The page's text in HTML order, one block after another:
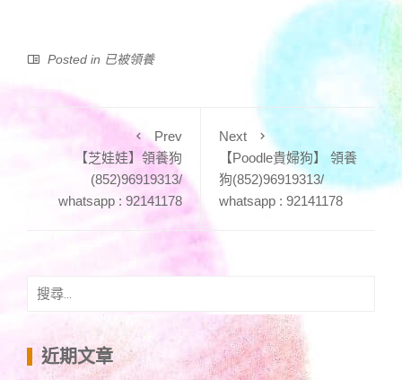
Posted in 已被領養
Prev
【芝娃娃】領養狗
(852)96919313/
whatsapp : 92141178
Next
【Poodle貴婦狗】 領養
狗(852)96919313/
whatsapp : 92141178
搜
鍵 近期文章